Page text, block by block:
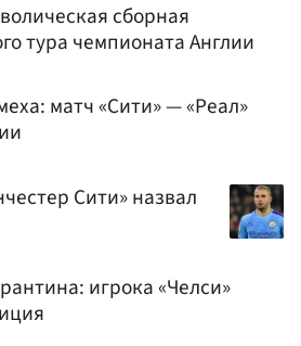
сборная
тура чемпионата Англии
матч «Сити» — «Реал»
Сити» назвал
игрока «Челси»